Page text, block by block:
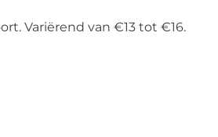
Variërend van €13 tot €16.